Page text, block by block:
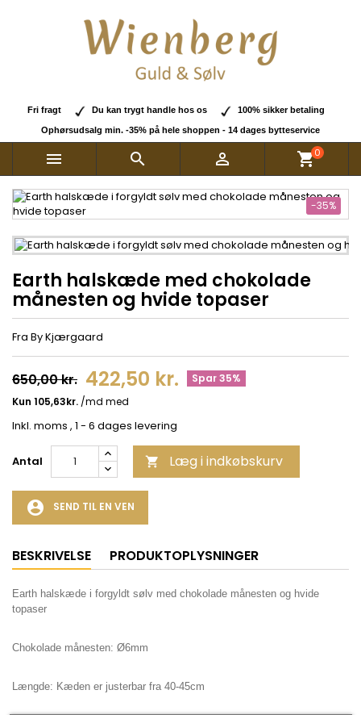
Fri fragt Du kan trygt handle hos os 100% sikker betaling
Ophørsudsalg min. -35% på hele shoppen - 14 dages bytteservice
   shopping_cart0
-35%
Earth halskæde med chokolade
månesten og hvide topaser
Fra By Kjærgaard
650,00 kr. 422,50 kr. Spar 35%
Inkl. moms , 1 - 6 dages levering
Antal  Læg i indkøbskurv
account_circle SEND TIL EN VEN
BESKRIVELSE PRODUKTOPLYSNINGER
Earth halskæde i forgyldt sølv med chokolade månesten og hvide
topaser
Chokolade månesten: Ø6mm
Længde: Kæden er justerbar fra 40-45cm